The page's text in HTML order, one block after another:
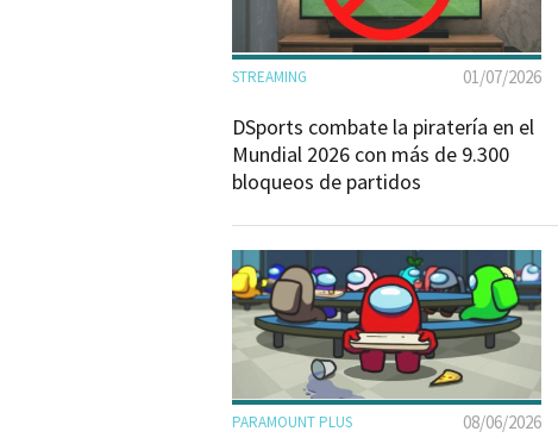
01/07/2026
STREAMING
DSports combate la piratería en el
Mundial 2026 con más de 9.300
bloqueos de partidos
08/06/2026
PARAMOUNT PLUS